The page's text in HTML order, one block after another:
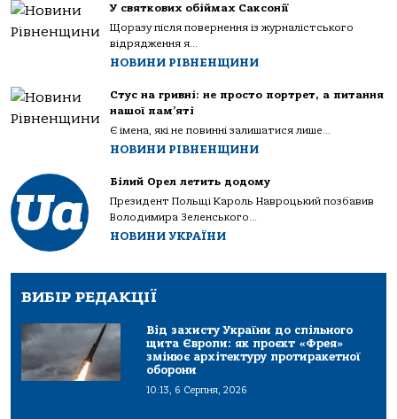
У святкових обіймах Саксонії
Щоразу після повернення із журналістського
відрядження я...
НОВИНИ РІВНЕНЩИНИ
Стус на гривні: не просто портрет, а питання
нашої пам’яті
Є імена, які не повинні залишатися лише...
НОВИНИ РІВНЕНЩИНИ
Білий Орел летить додому
Президент Польщі Кароль Навроцький позбавив
Володимира Зеленського...
НОВИНИ УКРАЇНИ
ВИБІР РЕДАКЦІЇ
Від захисту України до спільного
щита Європи: як проєкт «Фрея»
змінює архітектуру протиракетної
оборони
10:13, 6 Серпня, 2026